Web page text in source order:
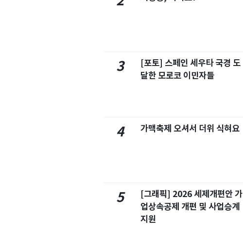
3
[포토] 스페인 세우타 국경 도
달한 모로코 이민자들
4 가맥축제 오셔서 더위 식혀요
5
[그래픽] 2026 세제개편안 가
업상속공제 개편 및 사업승계
지원